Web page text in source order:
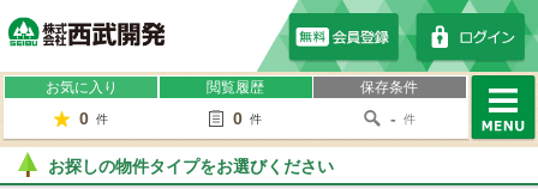
お気に入り
0 件
閲覧履歴
0 件
保存条件
- 件
お探しの物件タイプをお選びください